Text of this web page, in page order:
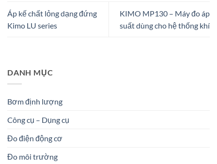
Áp kế chất lỏng dạng đứng
Kimo LU series
KIMO MP130 – Máy đo áp
suất dùng cho hệ thống khí
DANH MỤC
Bơm định lượng
Công cụ – Dụng cụ
Đo điện động cơ
Đo môi trường